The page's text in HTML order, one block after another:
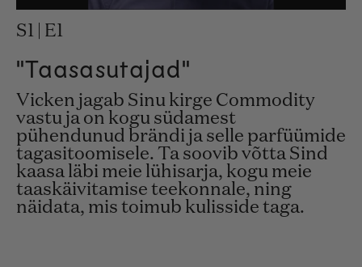
S1 | E1
"Taasasutajad"
Vicken jagab Sinu kirge Commodity
vastu ja on kogu südamest
pühendunud brändi ja selle parfüümide
tagasitoomisele. Ta soovib võtta Sind
kaasa läbi meie lühisarja, kogu meie
taaskäivitamise teekonnale, ning
näidata, mis toimub kulisside taga.